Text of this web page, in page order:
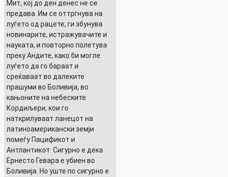
Мит, кој до ден денес не се
предава. Им се оттргнува на
луѓето од рацете, ги збунува
новинарите, истражувачите и
науката, и повторно полетува
преку Андите, како би могле
луѓето да го бараат и
среќаваат во далеките
прашуми во Боливија, во
кањоните на небеските
Кордиљери, кои го
наткрилуваат ланецот на
латиноамерикански земји
помеѓу Пацификот и
Антлантикот. Сигурно е дека
Ернесто Гевара е убиен во
Боливија. Но уште по сигурно е